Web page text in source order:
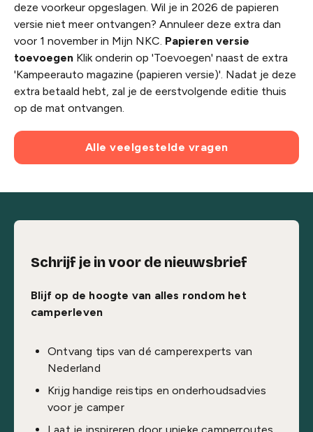
deze voorkeur opgeslagen. Wil je in 2026 de papieren
versie niet meer ontvangen? Annuleer deze extra dan
voor 1 november in Mijn NKC. Papieren versie
toevoegen Klik onderin op 'Toevoegen' naast de extra
'Kampeerauto magazine (papieren versie)'. Nadat je deze
extra betaald hebt, zal je de eerstvolgende editie thuis
op de mat ontvangen.
Alle veelgestelde vragen
Schrijf je in voor de nieuwsbrief
Blijf op de hoogte van alles rondom het
camperleven
Ontvang tips van dé camperexperts van
Nederland
Krijg handige reistips en onderhoudsadvies
voor je camper